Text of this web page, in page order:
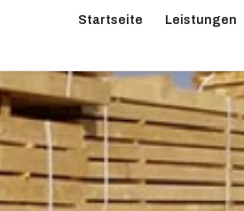
Startseite Leistungen